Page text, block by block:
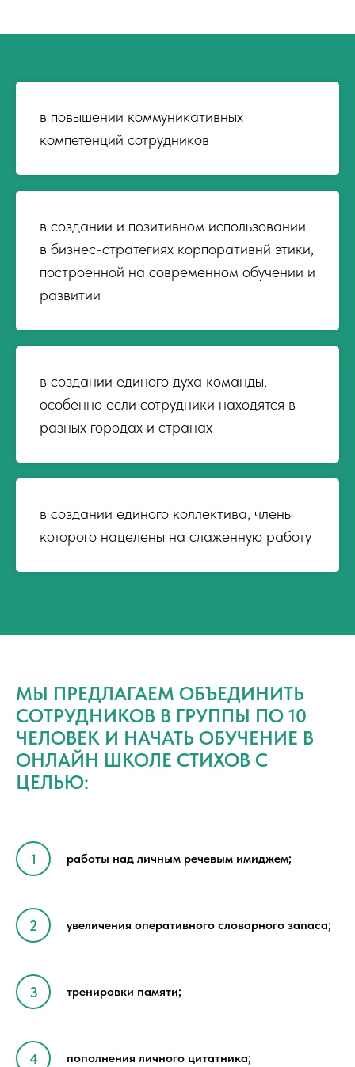
в повышении коммуникативных
компетенций сотрудников
в создании и позитивном использовании
в бизнес-стратегиях корпоративнй этики,
построенной на современном обучении и
развитии
в создании единого духа команды,
особенно если сотрудники находятся в
разных городах и странах
в создании единого коллектива, члены
которого нацелены на слаженную работу
МЫ ПРЕДЛАГАЕМ ОБЪЕДИНИТЬ
СОТРУДНИКОВ В ГРУППЫ ПО 10
ЧЕЛОВЕК И НАЧАТЬ ОБУЧЕНИЕ В
ОНЛАЙН ШКОЛЕ СТИХОВ С
ЦЕЛЬЮ:
работы над личным речевым имиджем;
увеличения оперативного словарного запаса;
тренировки памяти;
пополнения личного цитатника;